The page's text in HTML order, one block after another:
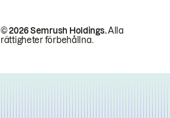
© 2026 Semrush Holdings.Alla
rättigheter förbehållna.